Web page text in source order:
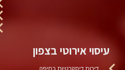
עיסוי אירוטי בצפון
דירות דיסקרטיות בחיפה